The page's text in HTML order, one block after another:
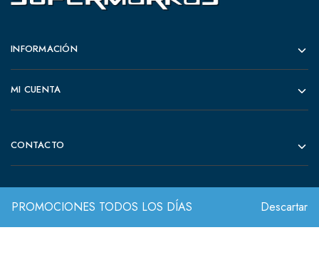
PROMOCIONES TODOS LOS DÍAS Descartar
INFORMACIÓN
MI CUENTA
CONTACTO